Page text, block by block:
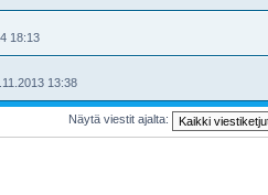
18:13
13:38
Näytä viestit ajalta: